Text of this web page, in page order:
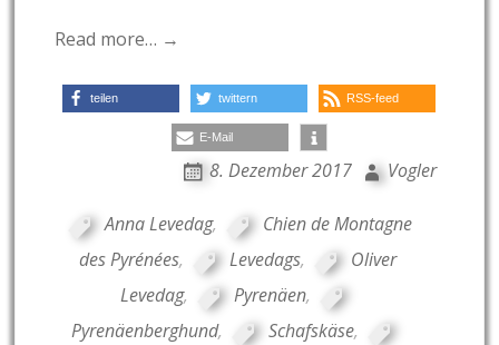
Read more… →
teilen twittern RSS-feed
E-Mail
8. Dezember 2017 Vogler
Anna Levedag,
Chien de Montagne
des Pyrénées, Levedags,
Oliver
Levedag, Pyrenäen,
Pyrenäenberghund, Schafskäse,